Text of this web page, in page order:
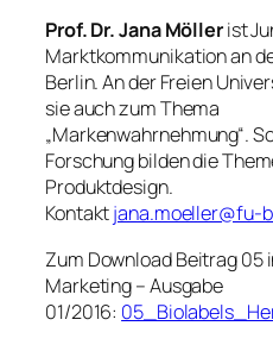
Prof. Dr. Jana Möllerist
Marktkommunikation an
Berlin. An der Freien
sie auch zum Thema
„Markenwahrnehmung“.
Forschung bilden die
Produktdesign.
Kontaktjana.moeller@fu-
Zum Download Beitrag 05
Marketing – Ausgabe
01/2016: